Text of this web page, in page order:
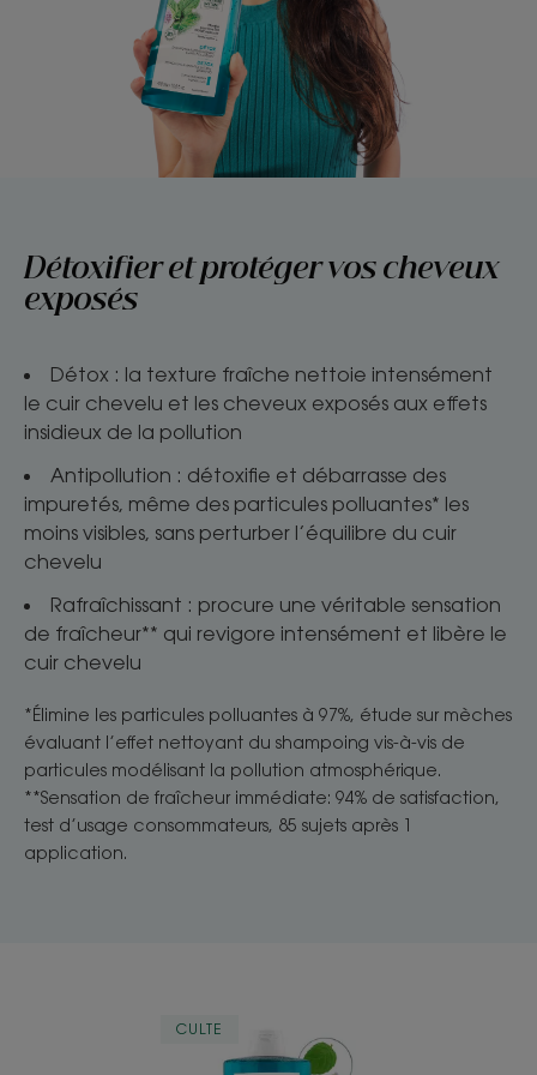
Détoxifier et protéger vos cheveux
exposés
Détox : la texture fraîche nettoie intensément
le cuir chevelu et les cheveux exposés aux effets
insidieux de la pollution
Antipollution : détoxifie et débarrasse des
impuretés, même des particules polluantes* les
moins visibles, sans perturber l’équilibre du cuir
chevelu
Rafraîchissant : procure une véritable sensation
de fraîcheur** qui revigore intensément et libère le
cuir chevelu
*Élimine les particules polluantes à 97%, étude sur mèches
évaluant l’effet nettoyant du shampoing vis-à-vis de
particules modélisant la pollution atmosphérique.
**Sensation de fraîcheur immédiate: 94% de satisfaction,
test d’usage consommateurs, 85 sujets après 1
application.
Shampoing
CULTE